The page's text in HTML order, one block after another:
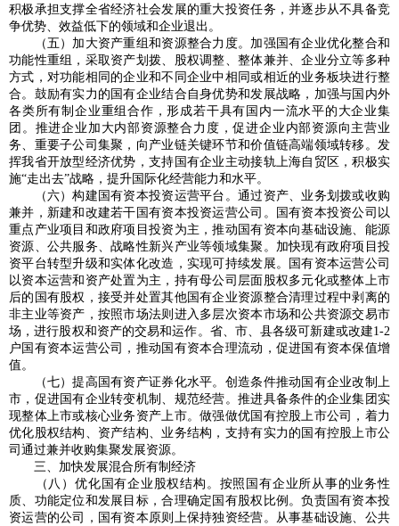
积极承担支撑全省经济社会发展的重大投资任务，并逐步从不具备竞
争优势、效益低下的领域和企业退出。
（五）加大资产重组和资源整合力度。加强国有企业优化整合和
功能性重组，采取资产划拨、股权调整、整体兼并、企业分立等多种
方式，对功能相同的企业和不同企业中相同或相近的业务板块进行整
合。鼓励有实力的国有企业结合自身优势和发展战略，加强与国内外
各类所有制企业重组合作，形成若干具有国内一流水平的大企业集
团。推进企业加大内部资源整合力度，促进企业内部资源向主营业
务、重要子公司集聚，向产业链关键环节和价值链高端领域转移。发
挥我省开放型经济优势，支持国有企业主动接轨上海自贸区，积极实
施“走出去”战略，提升国际化经营能力和水平。
（六）构建国有资本投资运营平台。通过资产、业务划拨或收购
兼并，新建和改建若干国有资本投资运营公司。国有资本投资公司以
重点产业项目和政府项目投资为主，推动国有资本向基础设施、能源
资源、公共服务、战略性新兴产业等领域集聚。加快现有政府项目投
资平台转型升级和实体化改造，实现可持续发展。国有资本运营公司
以资本运营和资产处置为主，持有母公司层面股权多元化或整体上市
后的国有股权，接受并处置其他国有企业资源整合清理过程中剥离的
非主业等资产，按照市场法则进入多层次资本市场和公共资源交易市
场，进行股权和资产的交易和运作。省、市、县各级可新建或改建1-2
户国有资本运营公司，推动国有资本合理流动，促进国有资本保值增
值。
（七）提高国有资产证券化水平。创造条件推动国有企业改制上
市，促进国有企业转变机制、规范经营。推进具备条件的企业集团实
现整体上市或核心业务资产上市。做强做优国有控股上市公司，着力
优化股权结构、资产结构、业务结构，支持有实力的国有控股上市公
司通过兼并收购集聚发展资源。
三、加快发展混合所有制经济
（八）优化国有企业股权结构。按照国有企业所从事的业务性
质、功能定位和发展目标，合理确定国有股权比例。负责国有资本投
资运营的公司，国有资本原则上保持独资经营。从事基础设施、公共